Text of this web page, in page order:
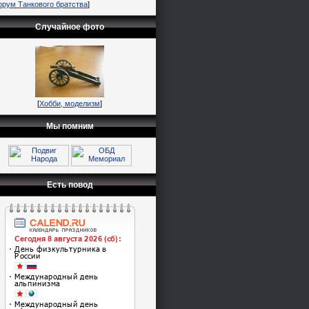
Танкового братства]
Случайное фото
[Хобби, моделизм]
Мы помним
Есть повод